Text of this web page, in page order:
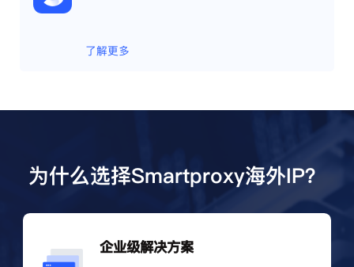
了解更多
为什么选择Smartproxy海外IP？
企业级解决方案